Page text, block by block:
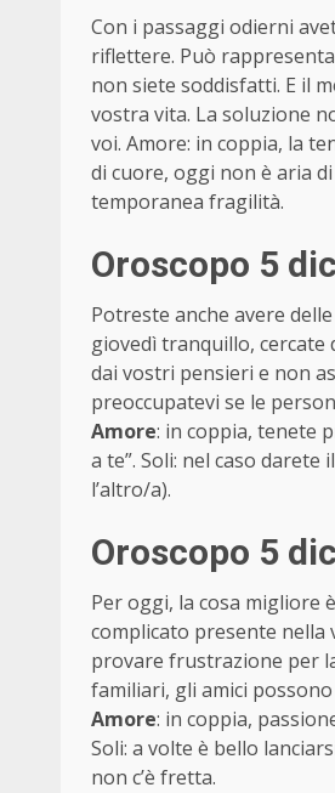
Con i passaggi odierni
riflettere. Può
non siete soddisfatti. E il
vostra vita. La soluzione
voi. Amore: in coppia, la
di cuore, oggi non è aria
temporanea fragilità.
Oroscopo 5
Potreste anche avere
giovedì tranquillo,
dai vostri pensieri e non
preoccupatevi se le
Amore: in coppia, tenete
a te”. Soli: nel caso
l’altro/a).
Oroscopo 5
Per oggi, la cosa migliore
complicato presente nella
provare frustrazione per
familiari, gli amici
Amore: in coppia,
Soli: a volte è bello
non c’è fretta.